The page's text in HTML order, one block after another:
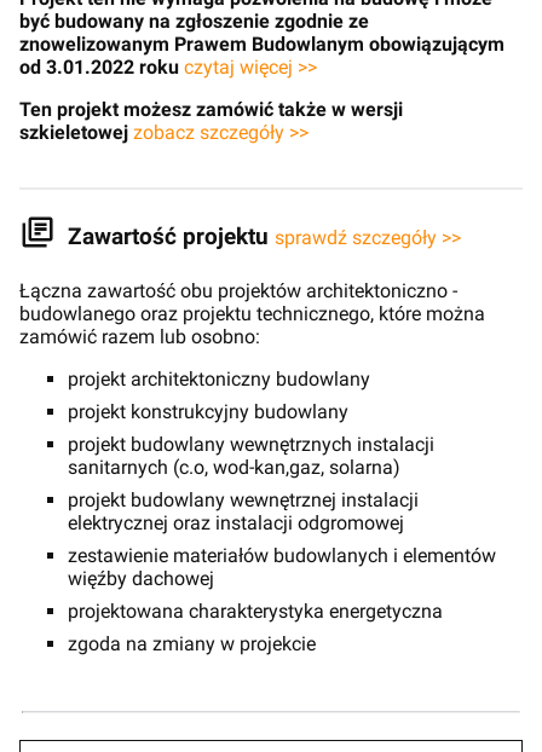
być budowany na zgłoszenie zgodnie ze
znowelizowanym Prawem Budowlanym obowiązującym
od 3.01.2022 roku czytaj więcej >>
Ten projekt możesz zamówić także w wersji
szkieletowej zobacz szczegóły >>
Zawartość projektu sprawdź szczegóły >>
Łączna zawartość obu projektów architektoniczno -
budowlanego oraz projektu technicznego, które można
zamówić razem lub osobno:
projekt architektoniczny budowlany
projekt konstrukcyjny budowlany
projekt budowlany wewnętrznych instalacji
sanitarnych (c.o, wod-kan,gaz, solarna)
projekt budowlany wewnętrznej instalacji
elektrycznej oraz instalacji odgromowej
zestawienie materiałów budowlanych i elementów
więźby dachowej
projektowana charakterystyka energetyczna
zgoda na zmiany w projekcie